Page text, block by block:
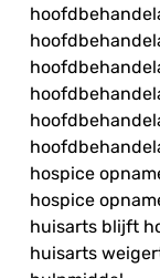
hospice
hospice
huisarts blijft
huisarts